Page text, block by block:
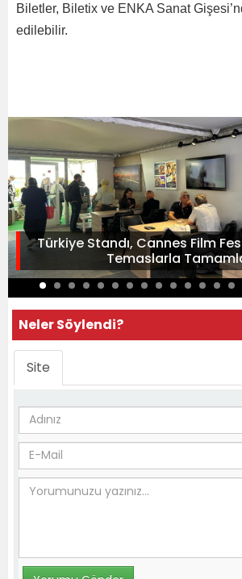
Biletler, Biletix ve ENKA Sanat
edilebilir.
Türkiye Standı, Cannes Film
Temaslarla
Neler Söylendi?
Site